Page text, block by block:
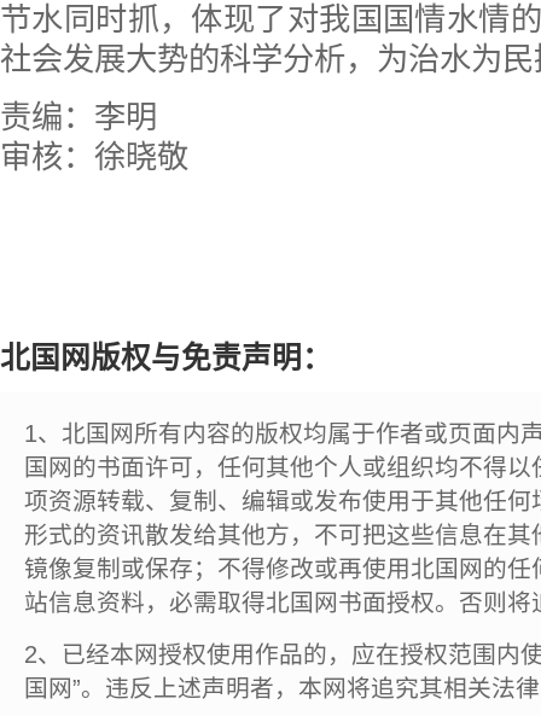
节水同时抓，体现了对我国国情水情
社会发展大势的科学分析，为治水为
责编：李明
审核：徐晓敬
北国网版权与免责声明：
1、北国网所有内容的版权均属于作者或页面内
国网的书面许可，任何其他个人或组织均不得
项资源转载、复制、编辑或发布使用于其他任
形式的资讯散发给其他方，不可把这些信息在
镜像复制或保存；不得修改或再使用北国网的
站信息资料，必需取得北国网书面授权。否则将
2、已经本网授权使用作品的，应在授权范围内
国网”。违反上述声明者，本网将追究其相关法